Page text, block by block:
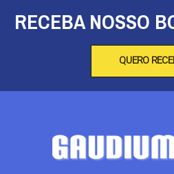
RECEBA NOSSO
QUERO